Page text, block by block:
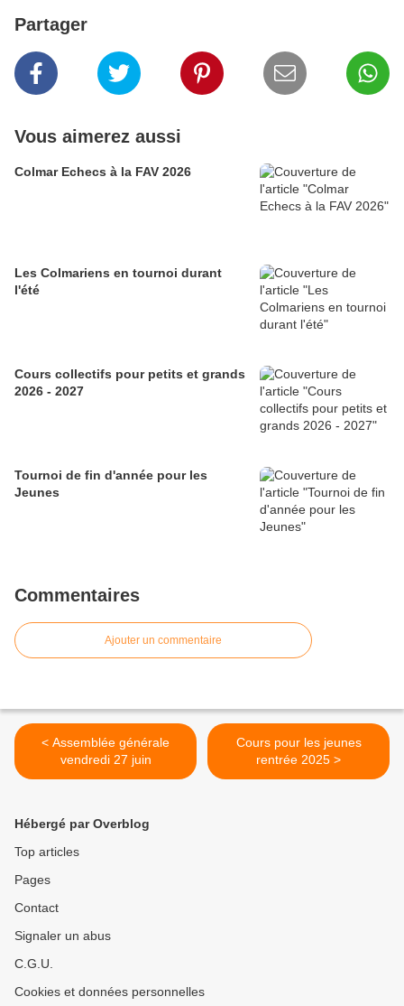
Partager
Vous aimerez aussi
Colmar Echecs à la FAV 2026
Les Colmariens en tournoi durant
l'été
Cours collectifs pour petits et grands
2026 - 2027
Tournoi de fin d'année pour les
Jeunes
Commentaires
Ajouter un commentaire
< Assemblée générale
vendredi 27 juin
Cours pour les jeunes
rentrée 2025 >
Hébergé par Overblog
Top articles
Pages
Contact
Signaler un abus
C.G.U.
Cookies et données personnelles